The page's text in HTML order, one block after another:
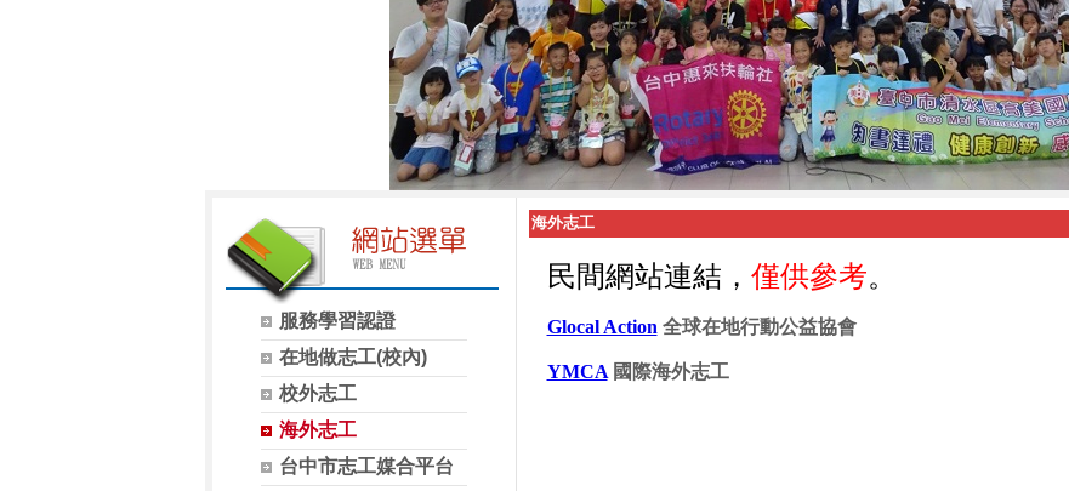
服務學習認證
在地做志工(校內)
校外志工
海外志工
台中市志工媒合平台
海外志工
民間網站連結， 僅供參考。
Glocal Action 全球在地行動公益協會
YMCA國際海外志工